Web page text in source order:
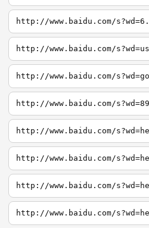
http://www.baidu.com/
http://www.baidu.com/
http://www.baidu.com/
http://www.baidu.com/
http://www.baidu.com/
http://www.baidu.com/
http://www.baidu.com/
http://www.baidu.com/